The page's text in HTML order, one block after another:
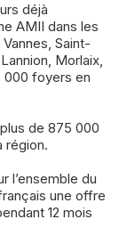
déjà
AMII dans les
Saint-
Morlaix,
000 foyers en
de 875 000
région.
l’ensemble du
une offre
12 mois